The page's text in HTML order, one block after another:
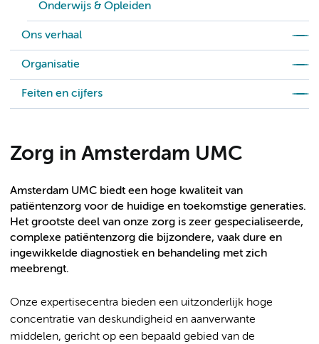
Onderwijs & Opleiden
Ons verhaal
Organisatie
Feiten en cijfers
Zorg in Amsterdam UMC
Amsterdam UMC biedt een hoge kwaliteit van
patiëntenzorg voor de huidige en toekomstige generaties.
Het grootste deel van onze zorg is zeer gespecialiseerde,
complexe patiëntenzorg die bijzondere, vaak dure en
ingewikkelde diagnostiek en behandeling met zich
meebrengt.
Onze expertisecentra bieden een uitzonderlijk hoge
concentratie van deskundigheid en aanverwante
middelen, gericht op een bepaald gebied van de